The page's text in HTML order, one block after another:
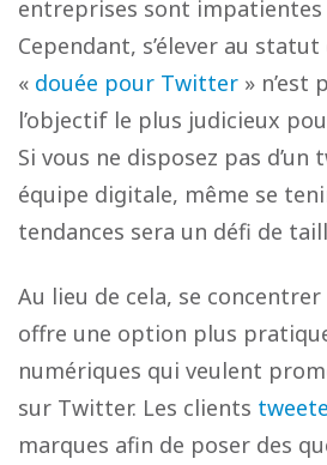
entreprises sont impatientes
Cependant, s’élever au
« douée pour Twitter » n’est
l’objectif le plus judicieux
Si vous ne disposez pas
équipe digitale, même se
tendances sera un défi de
Au lieu de cela, se
offre une option plus
numériques qui veulent
sur Twitter. Les clients
marques afin de poser des